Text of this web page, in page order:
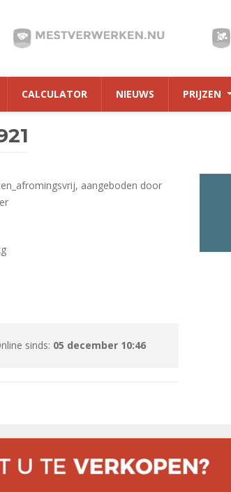
CALCULATOR NIEUWS PRIJZEN
aangeboden door
sinds: 05 december 10:46